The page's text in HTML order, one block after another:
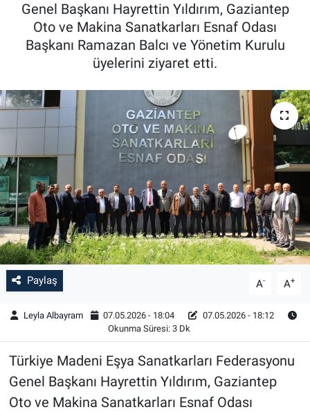
Genel Başkanı Hayrettin Yıldırım, Gaziantep
Oto ve Makina Sanatkarları Esnaf Odası
Başkanı Ramazan Balcı ve Yönetim Kurulu
üyelerini ziyaret etti.
Paylaş A- A+
Leyla Albayram 07.05.2026 - 18:04
07.05.2026 - 18:12
Okunma Süresi: 3 Dk
Türkiye Madeni Eşya Sanatkarları Federasyonu
Genel Başkanı Hayrettin Yıldırım, Gaziantep
Oto ve Makina Sanatkarları Esnaf Odası
EĞİTİM
KÜLTÜR - SANAT